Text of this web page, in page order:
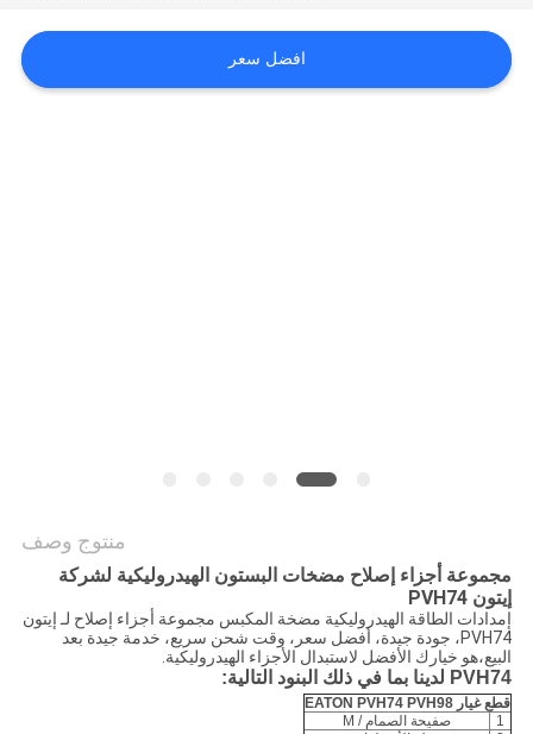
حالات
افضل سعر
منتوج وصف
مجموعة أجزاء إصلاح مضخات البستون الهيدروليكية لشركة
إيتون PVH74
إمدادات الطاقة الهيدروليكية مضخة المكبس مجموعة أجزاء إصلاح لـ إيتون
PVH74، جودة جيدة، أفضل سعر، وقت شحن سريع، خدمة جيدة بعد
البيع،هو خيارك الأفضل لاستبدال الأجزاء الهيدروليكية.
PVH74 لدينا بما في ذلك البنود التالية:
قطع غيار EATON PVH74 PVH98
1
صفيحة الصمام / M